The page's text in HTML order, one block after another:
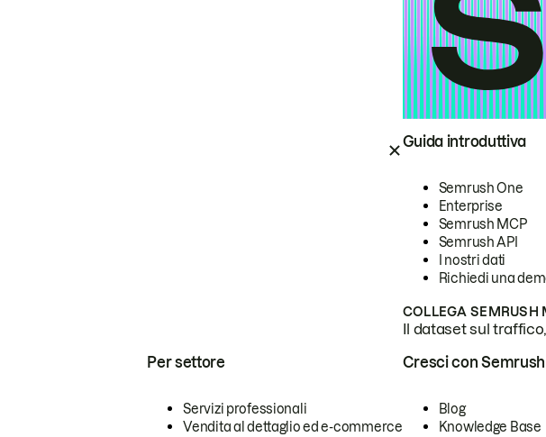
Guida introduttiva
Semrush One
Enterprise
Semrush MCP
Semrush API
I nostri dati
Richiedi una
COLLEGA SEMRUSH
Il dataset sul
Per settore
Servizi professionali
Vendita al dettaglio ed e-commerce
Cresci con Semrush
Blog
Knowledge Base